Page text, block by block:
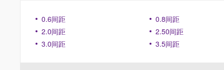
0.6间距
0.8间距
2.0间距
2.50间距
3.0间距
3.5间距